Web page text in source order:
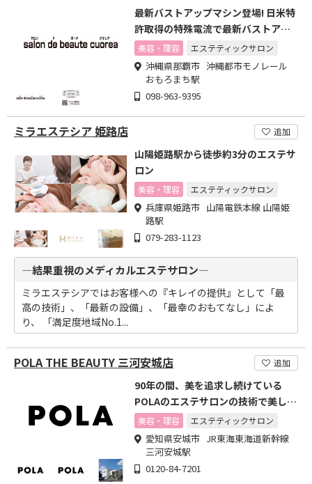
最新バストアップマシン登場! 日米特
許取得の特殊電流で最新バストアッ
プ美容・理容 エステティックサロン
沖縄県那覇市 沖縄都市モノレール
おもろまち駅
098-963-9395
ミラエステシア 姫路店 追加
山陽姫路駅から徒歩約3分のエステサ
ロン
美容・理容 エステティックサロン
兵庫県姫路市 山陽電鉄本線 山陽姫
路駅
079-283-1123
―結果重視のメディカルエステサロン―
ミラエステシアではお客様への『キレイの提供』として「最
高の技術」、「最新の設備」、「最幸のおもてなし」によ
り、 「満足度地域No.1...
POLA THE BEAUTY 三河安城店 追加
90年の間、美を追求し続けている
POLAのエステサロンの技術で美しく
なるお手伝いを致します
美容・理容 エステティックサロン
愛知県安城市 JR東海東海道新幹線
三河安城駅
0120-84-7201